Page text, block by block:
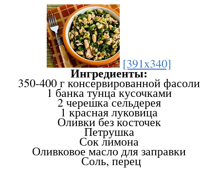
[391x340]
Ингредиенты:
350-400 г консервированной фасоли
1 банка тунца кусочками
2 черешка сельдерея
1 красная луковица
Оливки без косточек
Петрушка
Сок лимона
Оливковое масло для заправки
Соль, перец